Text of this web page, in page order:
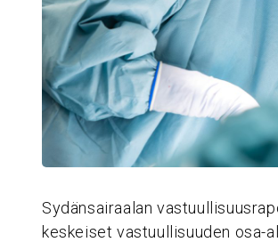
Sydänsairaalan
keskeiset vastuullisuuden osa-